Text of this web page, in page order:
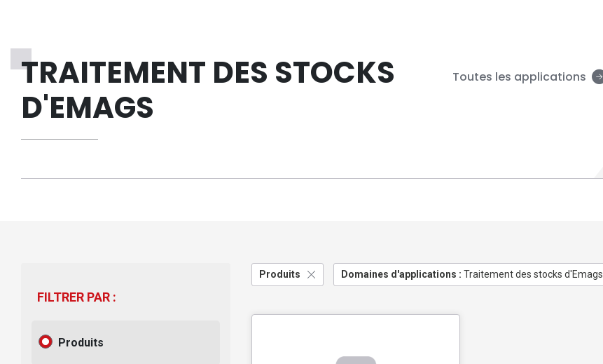
TRAITEMENT DES STOCKS
D'EMAGS
Toutes les applications
FILTRER PAR :
Produits
Produits Domaines d'applications : Traitement des stocks d'Emags